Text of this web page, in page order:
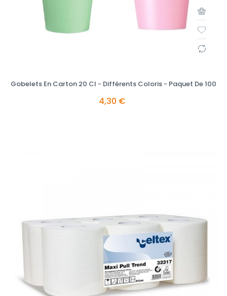
Gobelets En Carton 20 Cl - Différents Coloris - Paquet De 100
4,30 €